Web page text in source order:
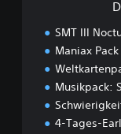
SMT III
Maniax Pack
Musikpack:
4-Tages-